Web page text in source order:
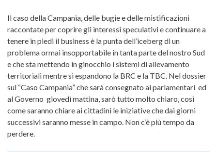
Il caso della Campania, delle bugie e delle mistificazioni
raccontate per coprire gli interessi speculativi e continuare a
tenere in piedi il business è la punta dell’iceberg di un
problema ormai insopportabile in tanta parte del nostro Sud
e che sta mettendo in ginocchio i sistemi di allevamento
territoriali mentre si espandono la BRC e la TBC. Nel dossier
sul “Caso Campania” che sarà consegnato ai parlamentari ed
al Governo giovedì mattina, sarò tutto molto chiaro, così
come saranno chiare ai cittadini le iniziative che dai giorni
successivi saranno messe in campo. Non c’è più tempo da
perdere.